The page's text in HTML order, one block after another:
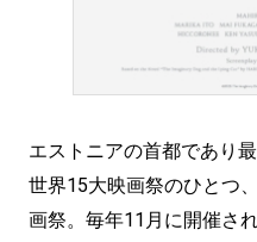
エストニアの首都であり
世界15大映画祭のひとつ
画祭。毎年11月に開催さ